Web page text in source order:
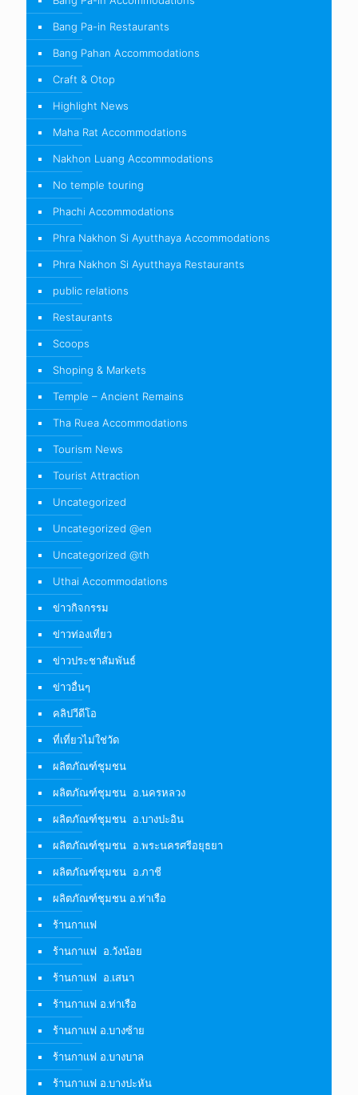
Bang Pa-in Restaurants
Bang Pahan Accommodations
Craft & Otop
Highlight News
Maha Rat Accommodations
Nakhon Luang Accommodations
No temple touring
Phachi Accommodations
Phra Nakhon Si Ayutthaya Accommodations
Phra Nakhon Si Ayutthaya Restaurants
public relations
Restaurants
Scoops
Shoping & Markets
Temple – Ancient Remains
Tha Ruea Accommodations
Tourism News
Tourist Attraction
Uncategorized
Uncategorized @en
Uncategorized @th
Uthai Accommodations
ข่าวกิจกรรม
ข่าวท่องเที่ยว
ข่าวประชาสัมพันธ์
ข่าวอื่นๆ
คลิปวีดีโอ
ที่เที่ยวไม่ใช่วัด
ผลิตภัณฑ์ชุมชน
ผลิตภัณฑ์ชุมชน อ.นครหลวง
ผลิตภัณฑ์ชุมชน อ.บางปะอิน
ผลิตภัณฑ์ชุมชน อ.พระนครศรีอยุธยา
ผลิตภัณฑ์ชุมชน อ.ภาชี
ผลิตภัณฑ์ชุมชน อ.ท่าเรือ
ร้านกาแฟ
ร้านกาแฟ อ.วังน้อย
ร้านกาแฟ อ.เสนา
ร้านกาแฟ อ.ท่าเรือ
ร้านกาแฟ อ.บางซ้าย
ร้านกาแฟ อ.บางบาล
ร้านกาแฟ อ.บางปะหัน